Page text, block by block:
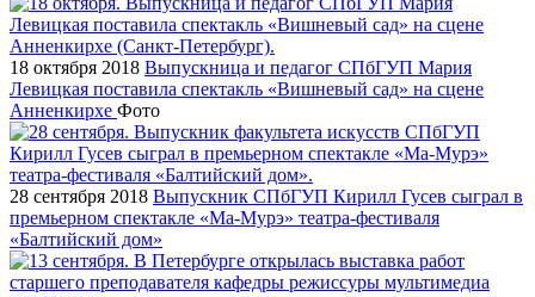
18 октября 2018 Выпускница и педагог СПбГУП Мария
Левицкая поставила спектакль «Вишневый сад» на сцене
Анненкирхе Фото
28 сентября 2018 Выпускник СПбГУП Кирилл Гусев сыграл в
премьерном спектакле «Ма-Мурэ» театра-фестиваля
«Балтийский дом»